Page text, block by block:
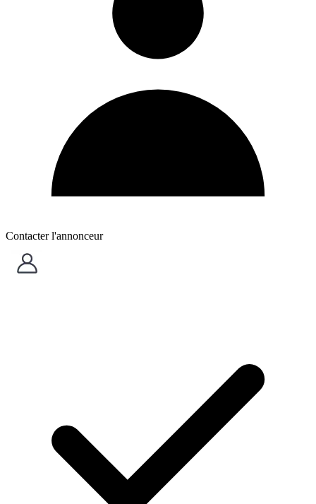
Contacter l'annonceur